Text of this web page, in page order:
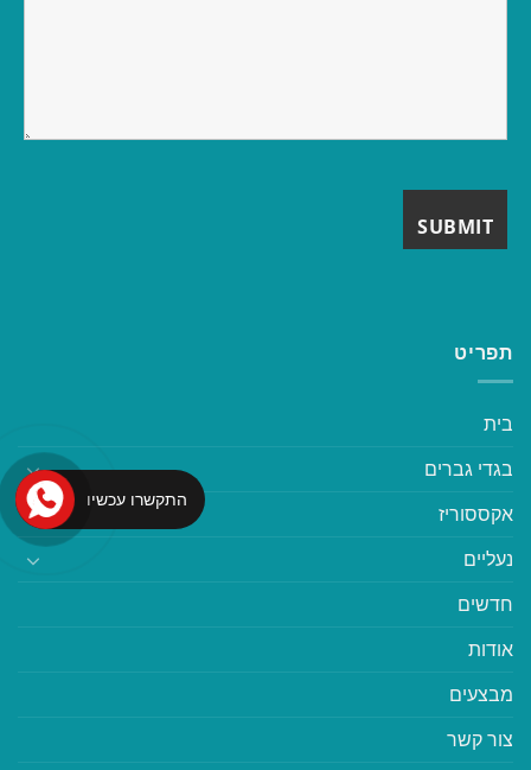
תפריט
בית
בגדי גברים
אקססוריז
נעליים
חדשים
אודות
מבצעים
צור קשר
התקשרו עכשיו